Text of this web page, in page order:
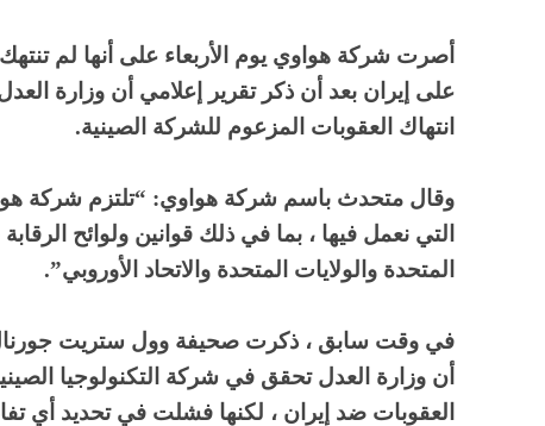
أصرت شركة هواوي يوم الأربعاء على أنها لم
على إيران بعد أن ذكر تقرير إعلامي أن وزارة
انتهاك العقوبات المزعوم للشركة الصينية.
وقال متحدث باسم شركة هواوي: “تلتزم شركة
التي نعمل فيها ، بما في ذلك قوانين ولوائح
المتحدة والولايات المتحدة والاتحاد الأوروبي”.
في وقت سابق ، ذكرت صحيفة وول ستريت جورنال
أن وزارة العدل تحقق في شركة التكنولوجيا
العقوبات ضد إيران ، لكنها فشلت في تحديد أي